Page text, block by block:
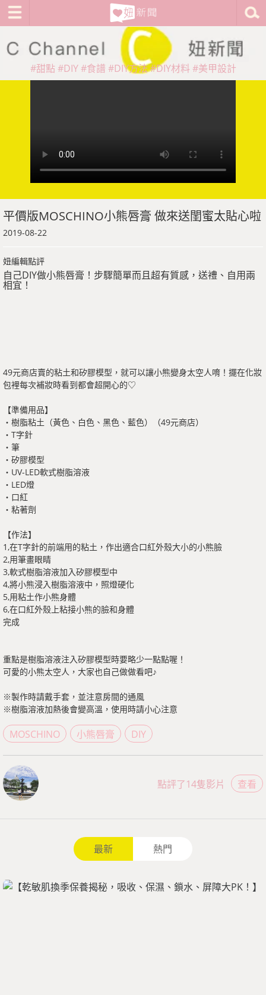
#甜點 #DIY #食譜 #DIY方法#DIY材料 #美甲設計
平價版MOSCHINO小熊唇膏 做來送閨蜜太貼心啦
2019-08-22
妞編輯點評
自己DIY做小熊唇膏！步驟簡單而且超有質感，送禮、自用兩
相宜！
49元商店賣的粘土和矽膠模型，就可以讓小熊變身太空人唷！擺在化妝
包裡每次補妝時看到都會超開心的♡
【準備用品】
・樹脂粘土（黃色、白色、黑色、藍色）（49元商店）
・T字針
・筆
・矽膠模型
・UV-LED軟式樹脂溶液
・LED燈
・口紅
・粘著劑
【作法】
1,在T字針的前端用的粘土，作出適合口紅外殼大小的小熊臉
2,用筆畫眼睛
3,軟式樹脂溶液加入矽膠模型中
4,將小熊浸入樹脂溶液中，照燈硬化
5,用粘土作小熊身體
6,在口紅外殼上粘接小熊的臉和身體
完成
重點是樹脂溶液注入矽膠模型時要略少一點點喔！
可愛的小熊太空人，大家也自己做做看吧♪
※製作時請戴手套，並注意房間的通風
※樹脂溶液加熱後會變高溫，使用時請小心注意
MOSCHINO 小熊唇膏 DIY
查看
點評了14隻影片
最新 熱門